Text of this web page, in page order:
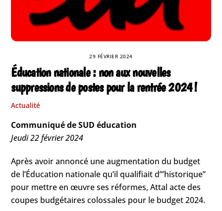
29 FÉVRIER 2024
Éducation nationale : non aux nouvelles
suppressions de postes pour la rentrée 2024 !
Actualité
Communiqué de SUD éducation
Jeudi 22 février 2024
Après avoir annoncé une augmentation du budget
de l’Éducation nationale qu’il qualifiait d’”historique”
pour mettre en œuvre ses réformes, Attal acte des
coupes budgétaires colossales pour le budget 2024.